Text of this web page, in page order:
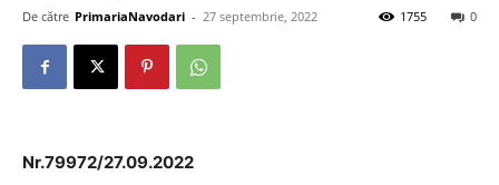
De către PrimariaNavodari - 27 septembrie, 2022 0
1755
Nr.79972/27.09.2022